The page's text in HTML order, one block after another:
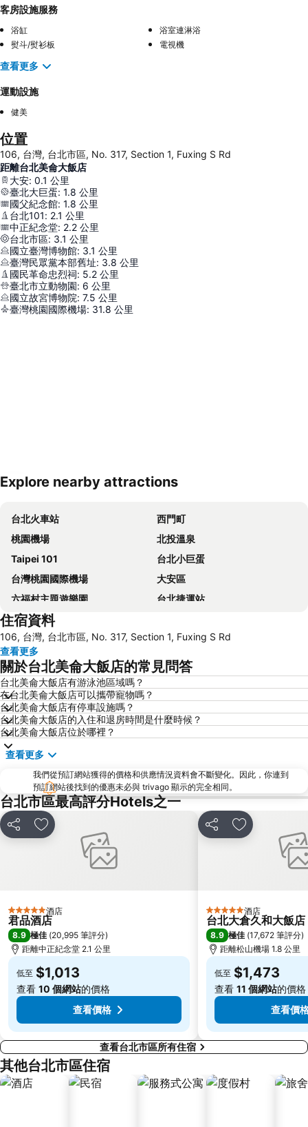
客房設施服務
浴缸
浴室連淋浴
熨斗/熨衫板
電視機
查看更多
運動設施
健美
位置
106, 台灣, 台北市區, No. 317, Section 1, Fuxing S Rd
距離台北美侖大飯店
大安: 0.1 公里
臺北大巨蛋: 1.8 公里
國父紀念館: 1.8 公里
台北101: 2.1 公里
中正紀念堂: 2.2 公里
台北市區: 3.1 公里
國立臺灣博物館: 3.1 公里
臺灣民眾黨本部舊址: 3.8 公里
國民革命忠烈祠: 5.2 公里
臺北市立動物園: 6 公里
國立故宮博物院: 7.5 公里
臺灣桃園國際機場: 31.8 公里
展開地圖
Explore nearby attractions
台北火車站
西門町
桃園機場
北投溫泉
Taipei 101
台北小巨蛋
台灣桃園國際機場
大安區
六福村主題遊樂園
台北捷運站
桃園高鐵站
新北投
烏來溫泉
陽明山
捷運中山站
捷運忠孝敦化站
大安森林公園
捷運忠孝復興站
內湖區
士林夜市
中正紀念堂
礁溪車站
桃園火車站
九份
台北世貿中心
台北市政府
羅東夜市
台北東區
饒河街觀光夜市
南港站覽館
萬華區
淡水老街
基隆廟口夜市
捷運民權西路站
行天宮
頂溪捷運站
永康街
大直美麗華
台北橋捷運站
住宿資料
106, 台灣, 台北市區, No. 317, Section 1, Fuxing S Rd
查看更多
關於台北美侖大飯店的常見問答
台北美侖大飯店有游泳池區域嗎？
在台北美侖大飯店可以攜帶寵物嗎？
台北美侖大飯店有停車設施嗎？
台北美侖大飯店的入住和退房時間是什麼時候？
台北美侖大飯店位於哪裡？
查看更多
我們從預訂網站獲得的價格和供應情況資料會不斷變化。因此，你連到
預訂網站後找到的優惠未必與 trivago 顯示的完全相同。
台北市區最高評分Hotels之一
分享 放到收藏夾
5 星級 酒店
君品酒店
8.9 極佳 (20,995 筆評分)
距離中正紀念堂 2.1 公里
低至 $1,013
查看 10 個網站的價格
查看價格
分享 放到收藏夾
5 星級 酒店
台北大倉久和大飯店
8.9 極佳 (17,672 筆評分)
距離松山機場 1.8 公里
低至 $1,473
查看 11 個網站的價格
查看價
查看台北市區所有住宿
其他台北市區住宿